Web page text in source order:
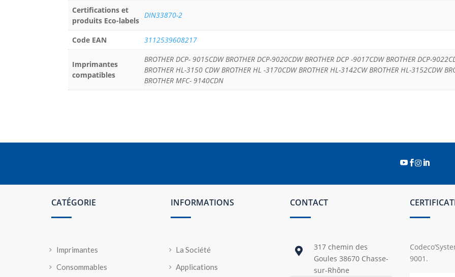
Certifications et
produits Eco-labels
DIN33870-2
Code EAN 3112539608217
Imprimantes
compatibles
BROTHER DCP- 9015CDW BROTHER DCP-9020CDW BROTHER DCP -9017CDW BROTHER DCP-
BROTHER HL-3150 CDW BROTHER HL -3170CDW BROTHER HL-3142CW BROTHER HL-3152CDW
BROTHER MFC- 9140CDN
 
CATÉGORIE
Imprimantes
Consommables
INFORMATIONS
La Société
Applications
CONTACT

317 chemin des
Goules 38670 Chasse-
sur-Rhône
9001.